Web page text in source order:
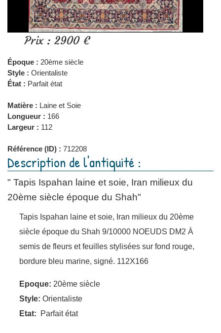
Prix : 2900 €
Époque : 20ème siècle
Style : Orientaliste
État : Parfait état
Matière : Laine et Soie
Longueur : 166
Largeur : 112
Référence (ID) : 712208
Description de l'antiquité :
" Tapis Ispahan laine et soie, Iran milieux du
20ème siècle époque du Shah"
Tapis Ispahan laine et soie, Iran milieux du 20ème
siècle époque du Shah 9/10000 NOEUDS DM2 À
semis de fleurs et feuilles stylisées sur fond rouge,
bordure bleu marine, signé. 112X166
Epoque: 20ème siècle
Style: Orientaliste
Etat:
Parfait état